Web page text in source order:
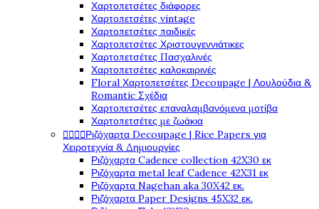
Χαρτοπετσέτες διάφορες
Χαρτοπετσέτες vintage
Χαρτοπετσέτες παιδικές
Χαρτοπετσέτες Χριστουγεννιάτικες
Χαρτοπετσέτες Πασχαλινές
Χαρτοπετσέτες καλοκαιρινές
Floral Χαρτοπετσέτες Decoupage | Λουλούδια &
Romantic Σχέδια
Χαρτοπετσέτες επαναλαμβανόμενα μοτίβα
Χαρτοπετσέτες με ζωάκια
Ριζόχαρτα Decoupage | Rice Papers για
Χειροτεχνία & Δημιουργίες
Ριζόχαρτα Cadence collection 42X30 εκ
Ριζόχαρτα metal leaf Cadence 42X31 εκ
Ριζόχαρτα Nagehan aka 30X42 εκ.
Ριζόχαρτα Paper Designs 45X32 εκ.